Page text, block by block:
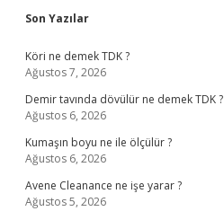
Sidebar
Son Yazılar
Köri ne demek TDK ?
Ağustos 7, 2026
Demir tavında dövülür ne demek TDK ?
Ağustos 6, 2026
Kumaşın boyu ne ile ölçülür ?
Ağustos 6, 2026
Avene Cleanance ne işe yarar ?
Ağustos 5, 2026